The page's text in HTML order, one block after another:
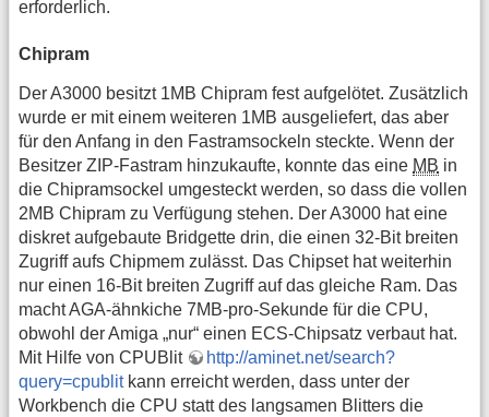
erforderlich.
Chipram
Der A3000 besitzt 1MB Chipram fest aufgelötet. Zusätzlich
wurde er mit einem weiteren 1MB ausgeliefert, das aber
für den Anfang in den Fastramsockeln steckte. Wenn der
Besitzer ZIP-Fastram hinzukaufte, konnte das eine MB in
die Chipramsockel umgesteckt werden, so dass die vollen
2MB Chipram zu Verfügung stehen. Der A3000 hat eine
diskret aufgebaute Bridgette drin, die einen 32-Bit breiten
Zugriff aufs Chipmem zulässt. Das Chipset hat weiterhin
nur einen 16-Bit breiten Zugriff auf das gleiche Ram. Das
macht AGA-ähnkiche 7MB-pro-Sekunde für die CPU,
obwohl der Amiga „nur“ einen ECS-Chipsatz verbaut hat.
Mit Hilfe von CPUBlit
http://aminet.net/search?
query=cpublitkann erreicht werden, dass unter der
Workbench die CPU statt des langsamen Blitters die